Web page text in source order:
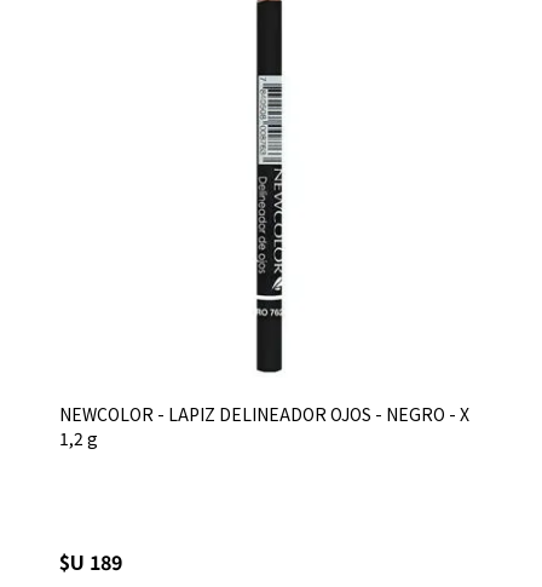
NEWCOLOR - LAPIZ DELINEADOR OJOS - NEGRO - X
1,2 g
$U 189